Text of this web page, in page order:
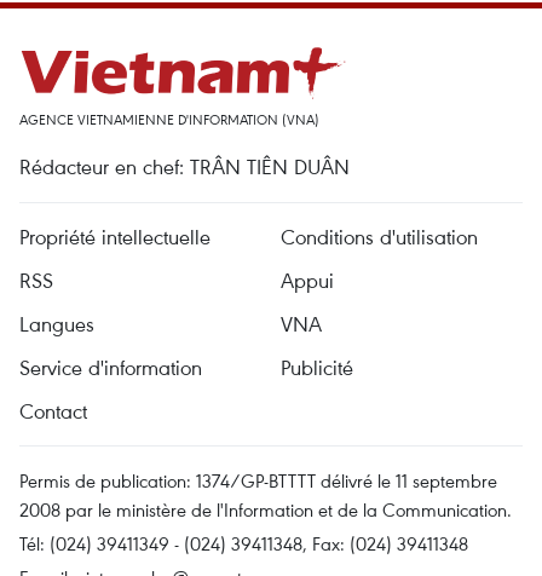
AGENCE VIETNAMIENNE D'INFORMATION (VNA)
Rédacteur en chef: TRÂN TIÊN DUÂN
Propriété intellectuelle
Conditions d'utilisation
RSS
Appui
Langues
VNA
Service d'information
Publicité
Contact
Permis de publication: 1374/GP-BTTTT délivré le 11 septembre
2008 par le ministère de l'Information et de la Communication.
Tél: (024) 39411349 - (024) 39411348, Fax: (024) 39411348